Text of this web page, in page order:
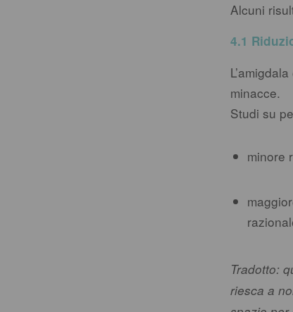
Alcuni
4.1
minacce.
Studi su
minore
Tradotto:
riesca a